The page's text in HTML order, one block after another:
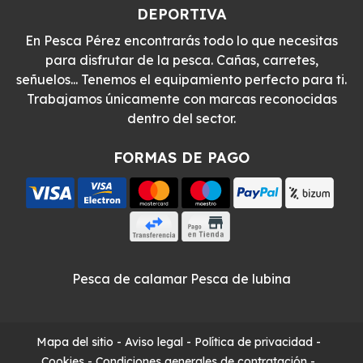
DEPORTIVA
En Pesca Pérez encontrarás todo lo que necesitas
para disfrutar de la pesca. Cañas, carretes,
señuelos... Tenemos el equipamiento perfecto para ti.
Trabajamos únicamente con marcas reconocidas
dentro del sector.
FORMAS DE PAGO
Pesca de calamar Pesca de lubina
Mapa del sitio - Aviso legal - Política de privacidad -